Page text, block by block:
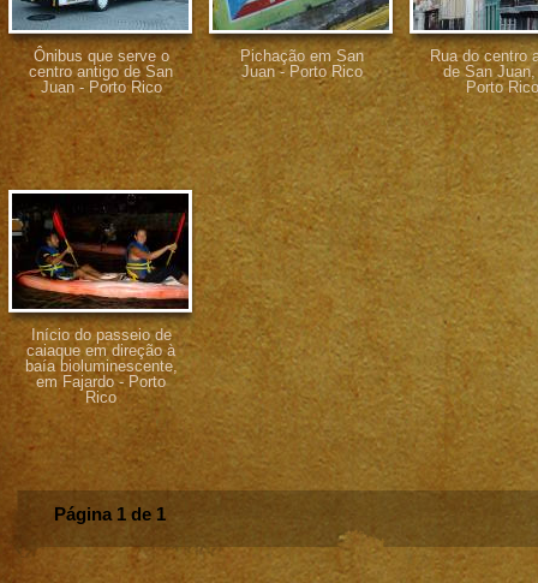
Ônibus que serve o
centro antigo de San
Juan - Porto Rico
Pichação em San
Juan - Porto Rico
Rua do centro
de San
Porto Rico
Início do passeio de
caiaque em direção à
baía bioluminescente,
em Fajardo - Porto
Rico
Página 1 de 1